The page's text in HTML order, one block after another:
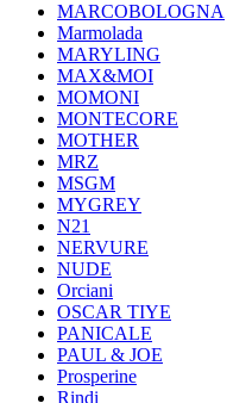
MARCOBOLOGNA
Marmolada
MARYLING
MAX&MOI
MOMONI
MONTECORE
MOTHER
MRZ
MSGM
MYGREY
N21
NERVURE
NUDE
Orciani
OSCAR TIYE
PANICALE
PAUL & JOE
Prosperine
Rindi